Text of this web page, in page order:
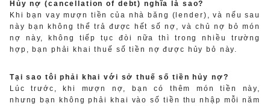
Hủy nợ (cancellation of debt) nghĩa là sao?
Khi bạn vay mượn tiền của nhà băng (lender), và nếu sau
này bạn không thể trả được hết số nợ, và chủ nợ bỏ món
nợ này, không tiếp tục đòi nữa thì trong nhiều trường
hợp, bạn phải khai thuế số tiền nợ được hủy bỏ này.
Tại sao tôi phải khai với sở thuế số tiền hủy nợ?
Lúc trước, khi mượn nợ, bạn có thêm món tiền này,
nhưng bạn không phải khai vào số tiền thu nhập mỗi năm